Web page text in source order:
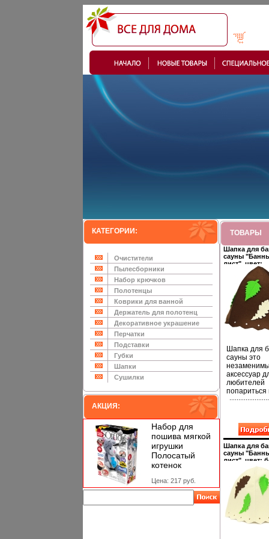
КАТЕГОРИИ:
Очистители
Пылесборники
Набор крючков
Полотенцы
Коврики для ванной
Держатель для полотенц
Декоративное украшение
Перчатки
Подставки
Губки
Шапки
Сушилки
АКЦИЯ:
Набор для
пошива мягкой
игрушки
Полосатый
котенок
Цена: 217 руб.
ТОВАРЫ
Шапка для
сауны
лист", цвет:
коричневый
Россия
Б4617 инфо
Шапка для
сауны это
аксессуар
любителей
попариться
русской
сухой жар
финской
Необычный
дизайн
поможет
Ваш отдых
приятным и
Такая шапка
станет
подарком
любителей
отдыха в
Шапка для
сауны
лист", цвет:
см
Россия
Б4917 инфо